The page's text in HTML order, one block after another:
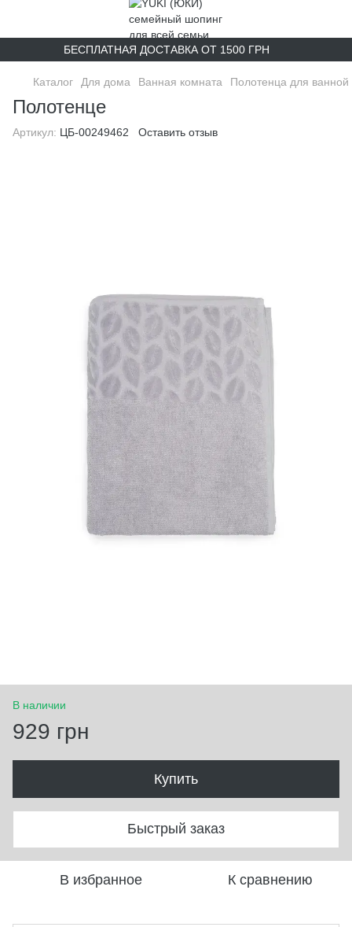
БЕСПЛАТНАЯ ДОСТАВКА ОТ 1500 ГРН
Каталог Для дома Ванная комната Полотенца для ванной
Полотенце
Артикул: ЦБ-00249462 Оставить отзыв
В наличии
929 грн
Купить
Быстрый заказ
В избранное К сравнению